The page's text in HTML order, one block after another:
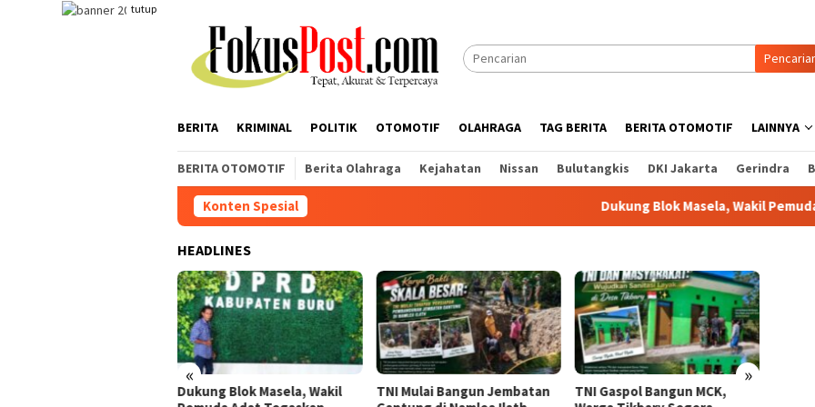
tutup
BERITA KRIMINAL POLITIK OTOMOTIF OLAHRAGA TAG BERITA BERITA OTOMOTIF LAINNYA
BERITA OTOMOTIF Berita Olahraga Kejahatan Nissan Bulutangkis DKI Jakarta Gerindra
Konten Spesial Dukung Blok Masela, Wakil Pemuda Adat
HEADLINES
« »
Dukung Blok Masela, Wakil
TNI Mulai Bangun Jembatan
TNI Gaspol Bangun MCK,
Mangkir Dipanggil